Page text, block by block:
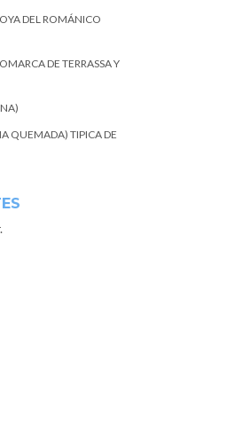
DEL ROMÁNICO
DE TERRASSA Y
QUEMADA) TIPICA DE